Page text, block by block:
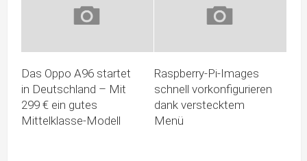
Das Oppo A96 startet
in Deutschland – Mit
299 € ein gutes
Mittelklasse-Modell
Raspberry-Pi-Images
schnell vorkonfigurieren
dank verstecktem
Menü